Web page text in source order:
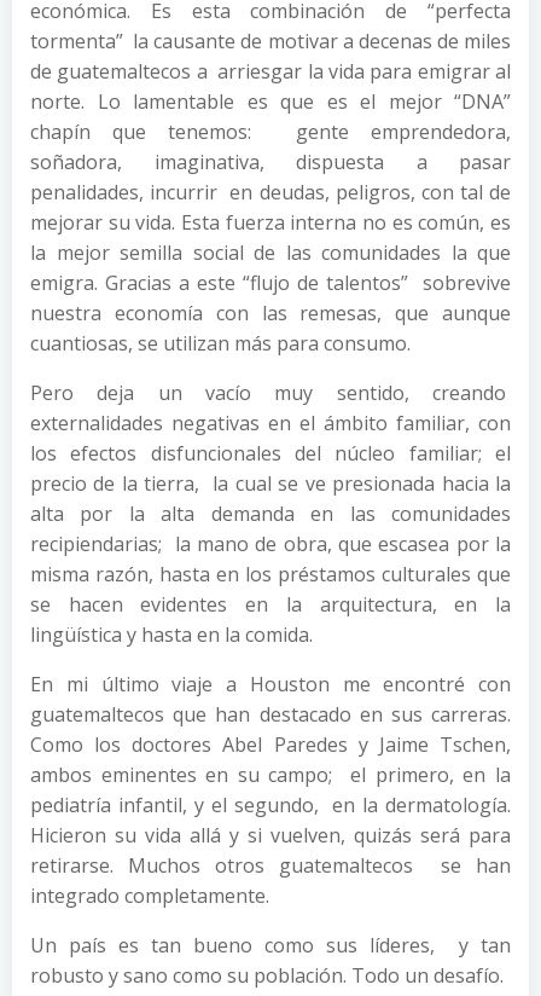
económica. Es esta combinación de “perfecta
tormenta” la causante de motivar a decenas de miles
de guatemaltecos a arriesgar la vida para emigrar al
norte. Lo lamentable es que es el mejor “DNA”
chapín que tenemos: gente emprendedora,
soñadora, imaginativa, dispuesta a pasar
penalidades, incurrir en deudas, peligros, con tal de
mejorar su vida. Esta fuerza interna no es común, es
la mejor semilla social de las comunidades la que
emigra. Gracias a este “flujo de talentos” sobrevive
nuestra economía con las remesas, que aunque
cuantiosas, se utilizan más para consumo.
Pero deja un vacío muy sentido, creando
externalidades negativas en el ámbito familiar, con
los efectos disfuncionales del núcleo familiar; el
precio de la tierra, la cual se ve presionada hacia la
alta por la alta demanda en las comunidades
recipiendarias; la mano de obra, que escasea por la
misma razón, hasta en los préstamos culturales que
se hacen evidentes en la arquitectura, en la
lingüística y hasta en la comida.
En mi último viaje a Houston me encontré con
guatemaltecos que han destacado en sus carreras.
Como los doctores Abel Paredes y Jaime Tschen,
ambos eminentes en su campo; el primero, en la
pediatría infantil, y el segundo, en la dermatología.
Hicieron su vida allá y si vuelven, quizás será para
retirarse. Muchos otros guatemaltecos se han
integrado completamente.
Un país es tan bueno como sus líderes, y tan
robusto y sano como su población. Todo un desafío.